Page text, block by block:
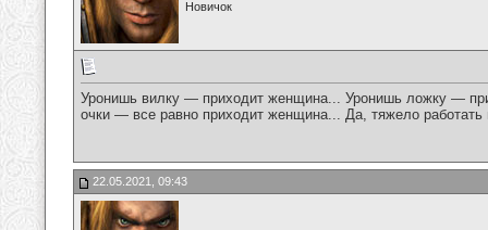
Новичок
Уронишь вилку — приходит женщина... Уронишь ложку —
очки — все равно приходит женщина... Да, тяжело работать
22.05.2021, 09:43